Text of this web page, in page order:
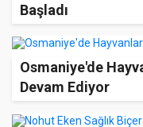
Başladı
Osmaniye'de
Devam Ediyor